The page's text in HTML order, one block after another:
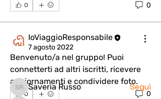
0 0
IoViaggioResponsabile
7 agosto 2022
Benvenuto/a nel gruppo! Puoi
connetterti ad altri iscritti, ricevere
aggiornamenti e condividere foto.
0 0
Info
Benvenuto/a nella chat generale di
Continua a Leggere
Membri
Saveria Russo
Saveria Russo Segui